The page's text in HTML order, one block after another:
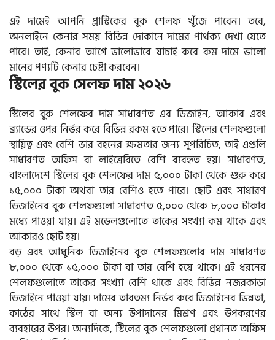
এই দামেই আপনি প্লাস্টিকের বুক শেলফ খুঁজে পাবেন। তবে,
অনলাইনে কেনার সময় বিভিন্ন দোকানে দামের পার্থক্য দেখা যেতে
পারে। তাই, কেনার আগে ভালোভাবে যাচাই করে কম দামে ভালো
মানের পণ্যটি কেনার চেষ্টা করবেন।
স্টিলের বুক সেলফ দাম ২০২৬
স্টিলের বুক শেলফের দাম সাধারণত এর ডিজাইন, আকার এবং
ব্র্যান্ডের ওপর নির্ভর করে বিভিন্ন রকম হতে পারে। স্টিলের শেলফগুলো
স্থায়িত্ব এবং বেশি ভার বহনের ক্ষমতার জন্য সুপরিচিত, তাই এগুলি
সাধারণত অফিস বা লাইব্রেরিতে বেশি ব্যবহৃত হয়। সাধারণত,
বাংলাদেশে স্টিলের বুক শেলফের দাম ৫,০০০ টাকা থেকে শুরু করে
১৫,০০০ টাকা অথবা তার বেশিও হতে পারে। ছোট এবং সাধারণ
ডিজাইনের বুক শেলফগুলো সাধারণত ৫,০০০ থেকে ৮,০০০ টাকার
মধ্যে পাওয়া যায়। এই মডেলগুলোতে তাকের সংখ্যা কম থাকে এবং
আকারও ছোট হয়।
বড় এবং আধুনিক ডিজাইনের বুক শেলফগুলোর দাম সাধারণত
৮,০০০ থেকে ১৫,০০০ টাকা বা তার বেশি হয়ে থাকে। এই ধরনের
শেলফগুলোতে তাকের সংখ্যা বেশি থাকে এবং বিভিন্ন নজরকাড়া
ডিজাইনে পাওয়া যায়। দামের তারতম্য নির্ভর করে ডিজাইনের ভিন্নতা,
কাঠের সাথে স্টিল বা অন্য উপাদানের মিশ্রণ এবং উপকরণের
ব্যবহারের উপর। অন্যদিকে, স্টিলের বুক শেলফগুলো প্রধানত অফিস